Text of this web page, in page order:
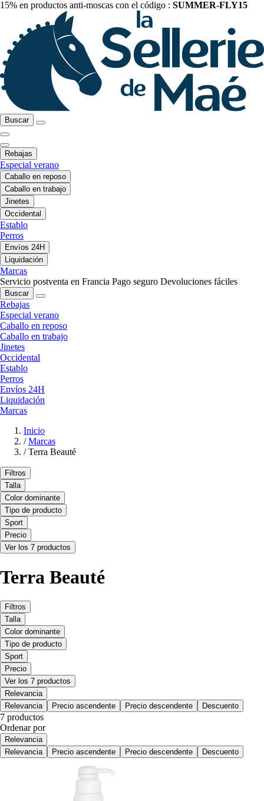
15% en productos anti-moscas con el código : SUMMER-FLY15
Buscar
Rebajas
Especial verano
Caballo en reposo
Caballo en trabajo
Jinetes
Occidental
Establo
Perros
Envíos 24H
Liquidación
Marcas
Servicio postventa en Francia Pago seguro Devoluciones fáciles
Buscar
Rebajas
Especial verano
Caballo en reposo
Caballo en trabajo
Jinetes
Occidental
Establo
Perros
Envíos 24H
Liquidación
Marcas
Inicio
/ Marcas
/ Terra Beauté
Filtros
Talla
Color dominante
Tipo de producto
Sport
Precio
Ver los 7 productos
Terra Beauté
Filtros
Talla
Color dominante
Tipo de producto
Sport
Precio
Ver los 7 productos
Relevancia
Relevancia
Precio ascendente Precio descendente Descuento
7 productos
Ordenar por
Relevancia
Relevancia
Precio ascendente Precio descendente Descuento